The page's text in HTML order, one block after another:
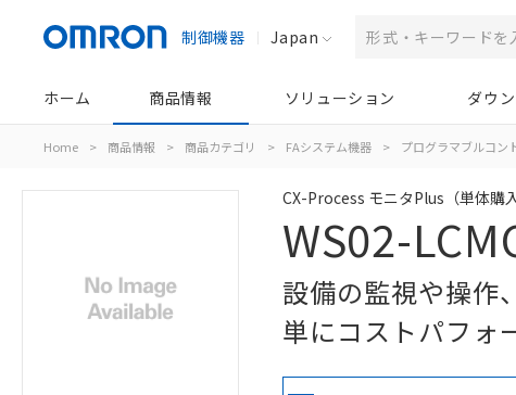
制御機器 Japan
ホーム 商品情報 ソリューション ダウ
Home > 商品情報 > 商品カテゴリ > FAシステム機器 > プログラマブルコン
CX-Process モニタPlus（単体購入
WS02-
設備の監視や操作
単にコストパフォ